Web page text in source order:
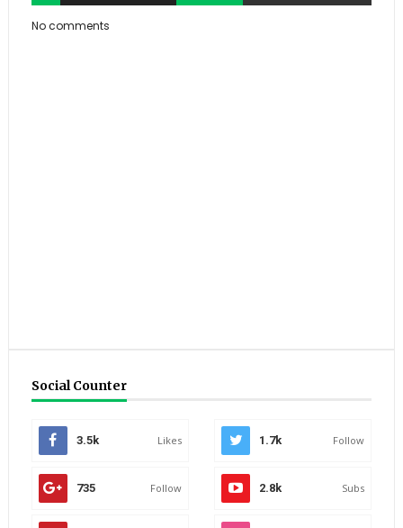
No comments
Social Counter
3.5k Likes 1.7k Follow
735 Follow 2.8k Subs